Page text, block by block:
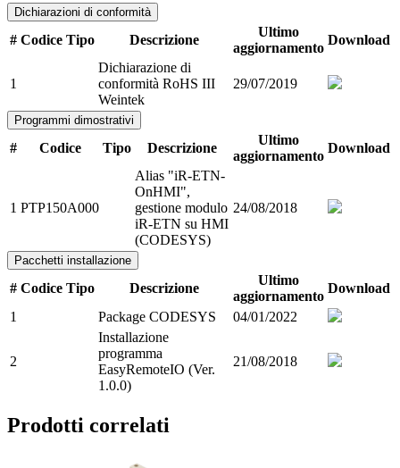
Dichiarazioni di conformità
# Codice Tipo Descrizione
Ultimo
aggiornamento
Download
1
Dichiarazione di
conformità RoHS III
Weintek
29/07/2019
Programmi dimostrativi
# Codice Tipo Descrizione
Ultimo
aggiornamento
Download
1 PTP150A000
Alias "iR-ETN-
OnHMI",
gestione modulo
iR-ETN su HMI
(CODESYS)
24/08/2018
Pacchetti installazione
# Codice Tipo Descrizione
Ultimo
aggiornamento
Download
1
Package CODESYS 04/01/2022
2
Installazione
programma
EasyRemoteIO (Ver.
1.0.0)
21/08/2018
Prodotti correlati